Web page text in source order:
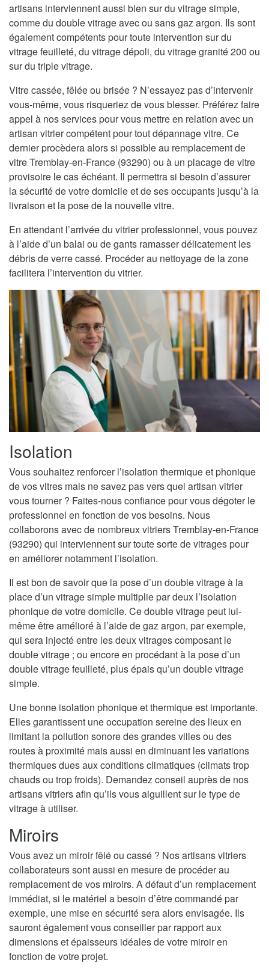
artisans interviennent aussi bien sur du vitrage simple,
comme du double vitrage avec ou sans gaz argon. Ils sont
également compétents pour toute intervention sur du
vitrage feuilleté, du vitrage dépoli, du vitrage granité 200 ou
sur du triple vitrage.
Vitre cassée, fêlée ou brisée ? N’essayez pas d’intervenir
vous-même, vous risqueriez de vous blesser. Préférez faire
appel à nos services pour vous mettre en relation avec un
artisan vitrier compétent pour tout dépannage vitre. Ce
dernier procèdera alors si possible au remplacement de
vitre Tremblay-en-France (93290) ou à un placage de vitre
provisoire le cas échéant. Il permettra si besoin d’assurer
la sécurité de votre domicile et de ses occupants jusqu’à la
livraison et la pose de la nouvelle vitre.
En attendant l’arrivée du vitrier professionnel, vous pouvez
à l’aide d’un balai ou de gants ramasser délicatement les
débris de verre cassé. Procéder au nettoyage de la zone
facilitera l’intervention du vitrier.
Isolation
Vous souhaitez renforcer l’isolation thermique et phonique
de vos vitres mais ne savez pas vers quel artisan vitrier
vous tourner ? Faites-nous confiance pour vous dégoter le
professionnel en fonction de vos besoins. Nous
collaborons avec de nombreux vitriers Tremblay-en-France
(93290) qui interviennent sur toute sorte de vitrages pour
en améliorer notamment l’isolation.
Il est bon de savoir que la pose d’un double vitrage à la
place d’un vitrage simple multiplie par deux l’isolation
phonique de votre domicile. Ce double vitrage peut lui-
même être amélioré à l’aide de gaz argon, par exemple,
qui sera injecté entre les deux vitrages composant le
double vitrage ; ou encore en procédant à la pose d’un
double vitrage feuilleté, plus épais qu’un double vitrage
simple.
Une bonne isolation phonique et thermique est importante.
Elles garantissent une occupation sereine des lieux en
limitant la pollution sonore des grandes villes ou des
routes à proximité mais aussi en diminuant les variations
thermiques dues aux conditions climatiques (climats trop
chauds ou trop froids). Demandez conseil auprès de nos
artisans vitriers afin qu’ils vous aiguillent sur le type de
vitrage à utiliser.
Miroirs
Vous avez un miroir fêlé ou cassé ? Nos artisans vitriers
collaborateurs sont aussi en mesure de procéder au
remplacement de vos miroirs. A défaut d’un remplacement
immédiat, si le matériel a besoin d’être commandé par
exemple, une mise en sécurité sera alors envisagée. Ils
sauront également vous conseiller par rapport aux
dimensions et épaisseurs idéales de votre miroir en
fonction de votre projet.